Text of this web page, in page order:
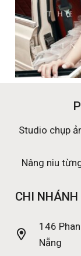
Studio chụp
Nâng niu
CHI
146
Nẵng